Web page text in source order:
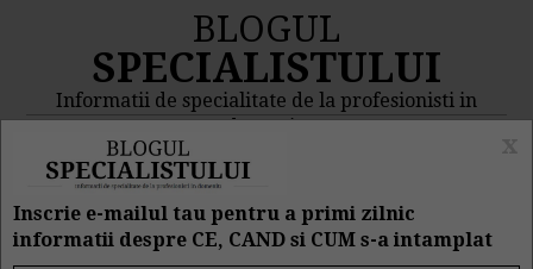
BLOGUL
SPECIALISTULUI
Informatii de specialitate de la profesionisti in
domeniu
MENIU
Inscrie e-mailul tau pentru a primi zilnic
informatii despre CE, CAND si CUM s-a intamplat